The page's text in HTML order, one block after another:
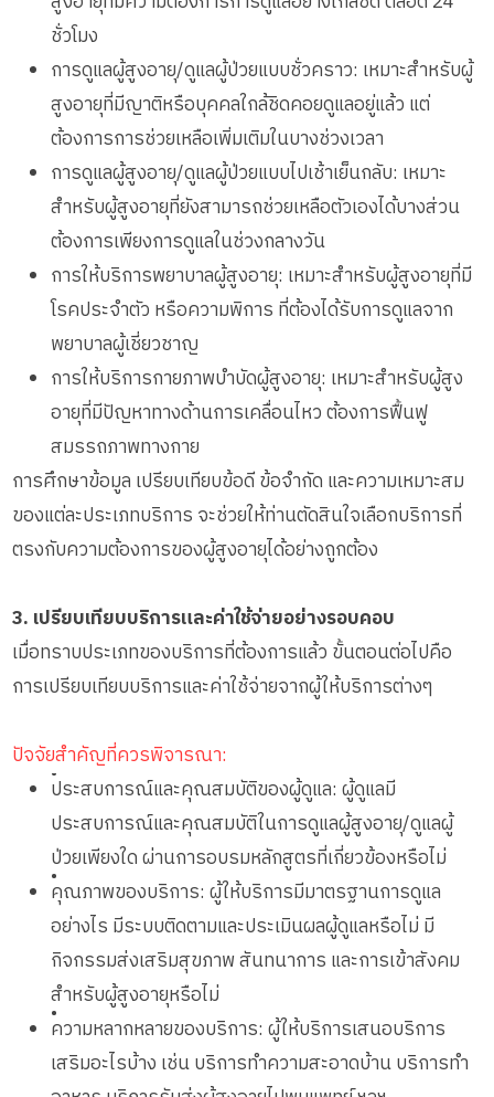
ชั่วโมง
การดูแลผู้สูงอายุ/ดูแลผู้ป่วยแบบชั่วคราว: เหมาะสำหรับผู้
สูงอายุที่มีญาติหรือบุคคลใกล้ชิดคอยดูแลอยู่แล้ว แต่
ต้องการการช่วยเหลือเพิ่มเติมในบางช่วงเวลา
การดูแลผู้สูงอายุ/ดูแลผู้ป่วยแบบไปเช้าเย็นกลับ: เหมาะ
สำหรับผู้สูงอายุที่ยังสามารถช่วยเหลือตัวเองได้บางส่วน
ต้องการเพียงการดูแลในช่วงกลางวัน
การให้บริการพยาบาลผู้สูงอายุ: เหมาะสำหรับผู้สูงอายุที่มี
โรคประจำตัว หรือความพิการ ที่ต้องได้รับการดูแลจาก
พยาบาลผู้เชี่ยวชาญ
การให้บริการกายภาพบำบัดผู้สูงอายุ: เหมาะสำหรับผู้สูง
อายุที่มีปัญหาทางด้านการเคลื่อนไหว ต้องการฟื้นฟู
สมรรถภาพทางกาย
การศึกษาข้อมูล เปรียบเทียบข้อดี ข้อจำกัด และความเหมาะสม
ของแต่ละประเภทบริการ จะช่วยให้ท่านตัดสินใจเลือกบริการที่
ตรงกับความต้องการของผู้สูงอายุได้อย่างถูกต้อง
3. เปรียบเทียบบริการและค่าใช้จ่ายอย่างรอบคอบ
เมื่อทราบประเภทของบริการที่ต้องการแล้ว ขั้นตอนต่อไปคือ
การเปรียบเทียบบริการและค่าใช้จ่ายจากผู้ให้บริการต่างๆ
ปัจจัยสำคัญที่ควรพิจารณา:
•
ประสบการณ์และคุณสมบัติของผู้ดูแล: ผู้ดูแลมี
ประสบการณ์และคุณสมบัติในการดูแลผู้สูงอายุ/ดูแลผู้
ป่วยเพียงใด ผ่านการอบรมหลักสูตรที่เกี่ยวข้องหรือไม่
•
คุณภาพของบริการ: ผู้ให้บริการมีมาตรฐานการดูแล
อย่างไร มีระบบติดตามและประเมินผลผู้ดูแลหรือไม่ มี
กิจกรรมส่งเสริมสุขภาพ สันทนาการ และการเข้าสังคม
สำหรับผู้สูงอายุหรือไม่
•
ความหลากหลายของบริการ: ผู้ให้บริการเสนอบริการ
เสริมอะไรบ้าง เช่น บริการทำความสะอาดบ้าน บริการทำ